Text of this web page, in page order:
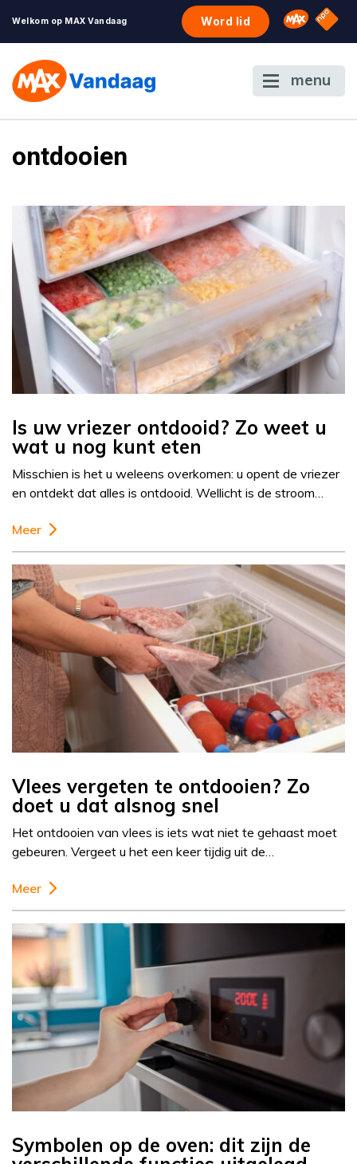
Welkom op MAX Vandaag Word lid Omroep
NPO
menu
ontdooien
Is uw vriezer ontdooid? Zo weet u
wat u nog kunt eten
Misschien is het u weleens overkomen: u opent de vriezer
en ontdekt dat alles is ontdooid. Wellicht is de stroom…
Meer
Vlees vergeten te ontdooien? Zo
doet u dat alsnog snel
Het ontdooien van vlees is iets wat niet te gehaast moet
gebeuren. Vergeet u het een keer tijdig uit de…
Meer
Symbolen op de oven: dit zijn de